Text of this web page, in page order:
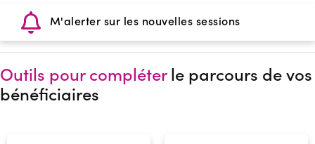
M'alerter sur les nouvelles sessions
Outils pour compléterle parcours de vos
bénéficiaires